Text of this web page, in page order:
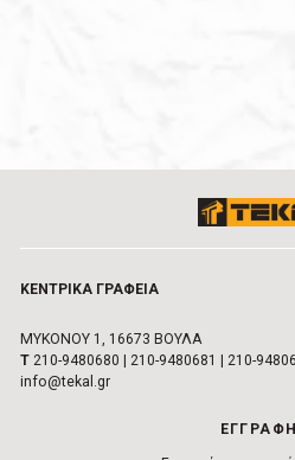
ΚΕΝΤΡΙΚA ΓΡΑΦΕIΑ
ΜΥΚΟΝΟΥ 1, 16673 ΒΟΥΛA
Τ 210-9480680 210-9480681 210-
info@tekal.gr